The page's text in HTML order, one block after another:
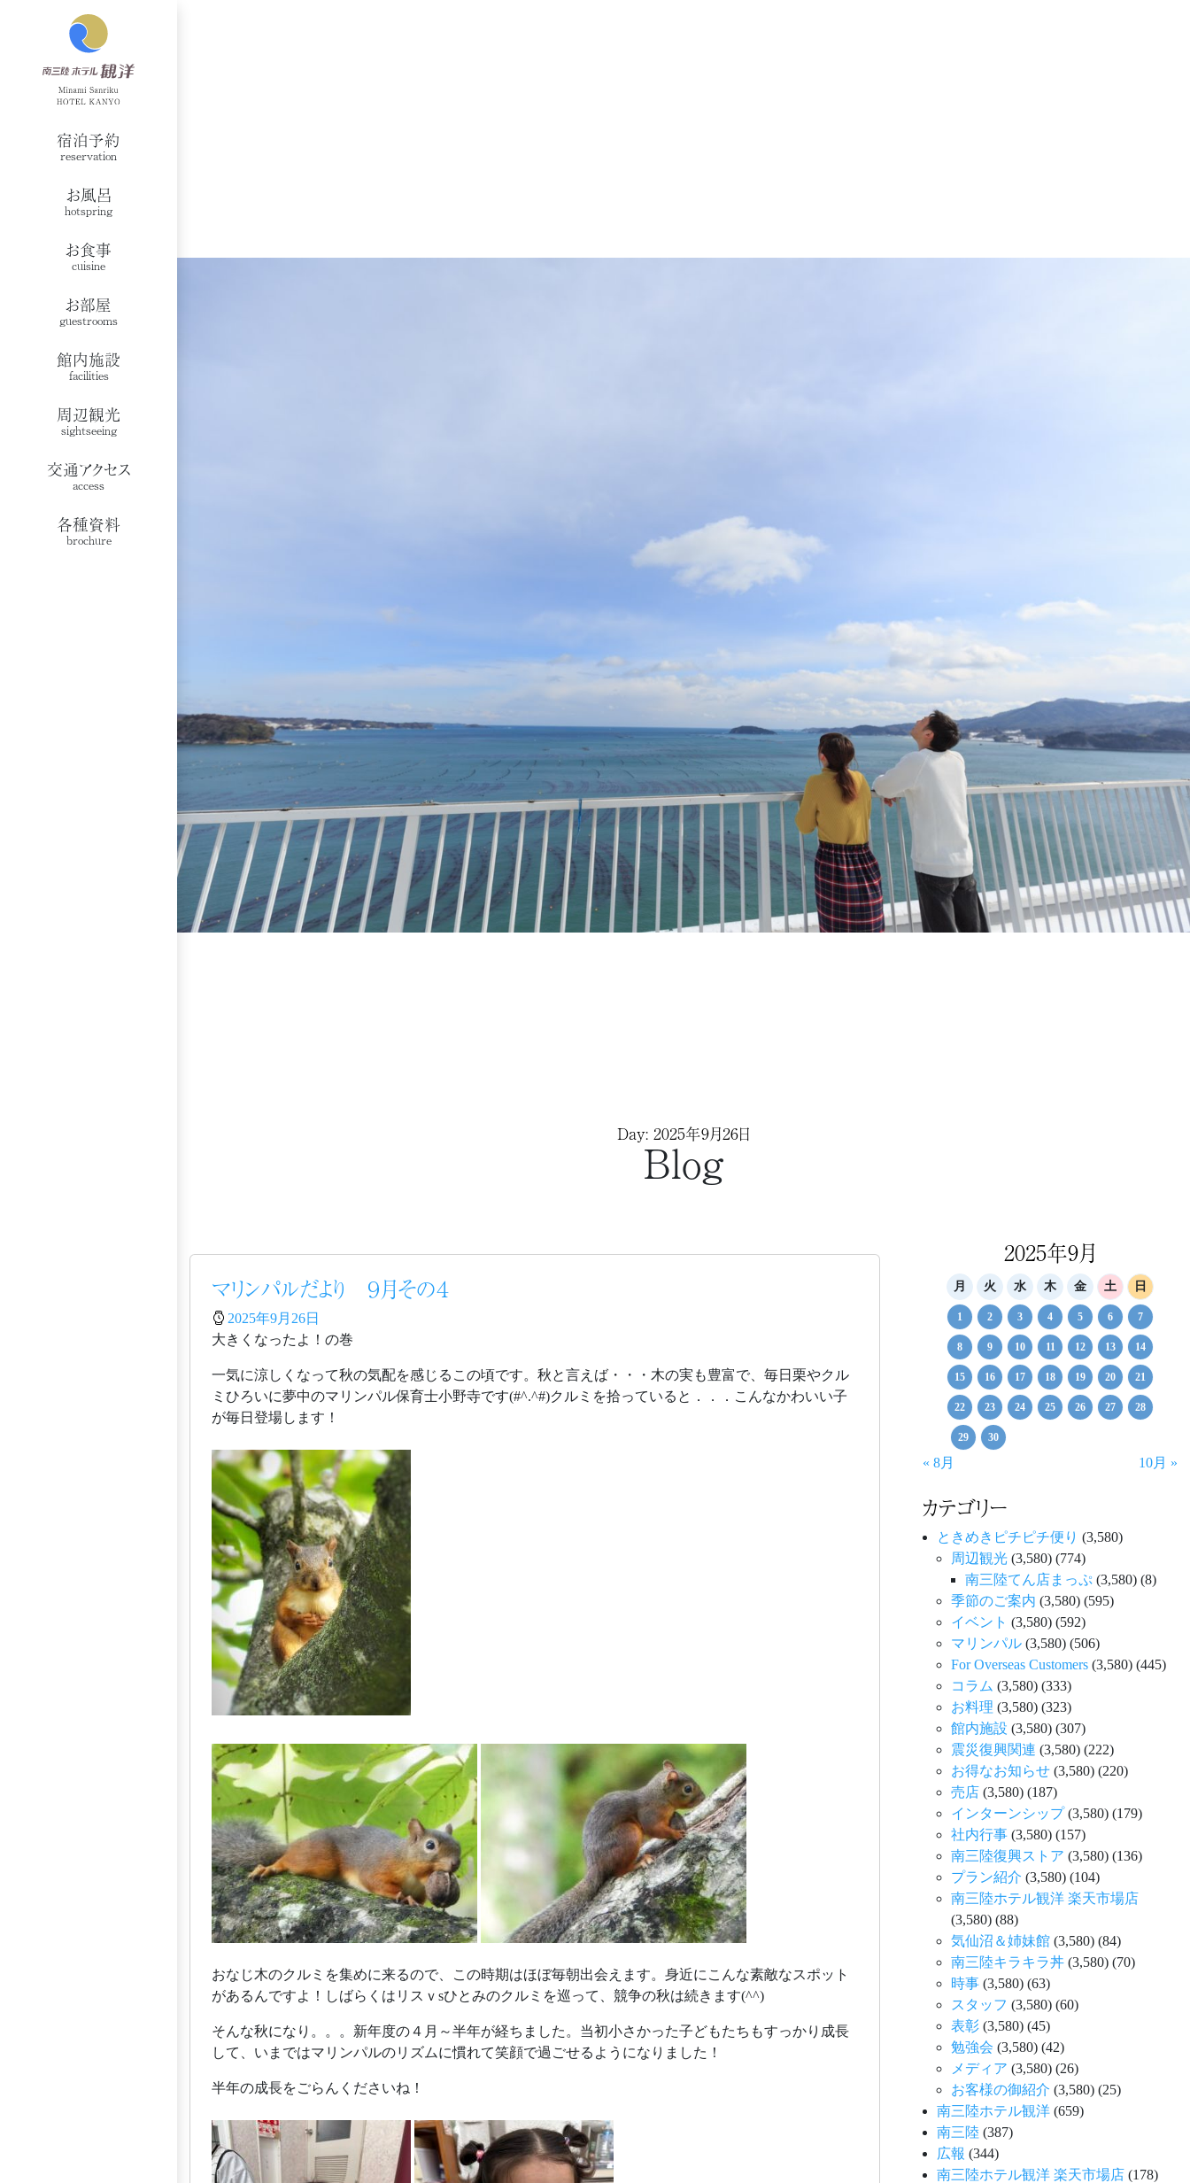
宿泊予約
reservation
お風呂
hotspring
お食事
cuisine
お部屋
guestrooms
館内施設
facilities
周辺観光
sightseeing
交通アクセス
access
各種資料
brochure
Day: 2025年9月26日
Blog
マリンパルだより ９月その４
2025年9月26日
大きくなったよ！の巻
一気に涼しくなって秋の気配を感じるこの頃です。秋と言えば・・・木の実も豊富で、毎日栗やクル
ミひろいに夢中のマリンパル保育士小野寺です(#^.^#)クルミを拾っていると．．．こんなかわいい子
が毎日登場します！
おなじ木のクルミを集めに来るので、この時期はほぼ毎朝出会えます。身近にこんな素敵なスポット
があるんですよ！しばらくはリスｖsひとみのクルミを巡って、競争の秋は続きます(^^)
そんな秋になり。。。新年度の４月～半年が経ちました。当初小さかった子どもたちもすっかり成長
して、いまではマリンパルのリズムに慣れて笑顔で過ごせるようになりました！
半年の成長をごらんくださいね！
2025年9月
月 火 水 木 金 土 日
1 2 3 4 5 6 7
8 9 10 11 12 13 14
15 16 17 18 19 20 21
22 23 24 25 26 27 28
29 30
« 8月 10月 »
カテゴリー
ときめきピチピチ便り (3,580)
周辺観光 (3,580) (774)
南三陸てん店まっぷ (3,580) (8)
季節のご案内 (3,580) (595)
イベント (3,580) (592)
マリンパル (3,580) (506)
For Overseas Customers (3,580) (445)
コラム (3,580) (333)
お料理 (3,580) (323)
館内施設 (3,580) (307)
震災復興関連 (3,580) (222)
お得なお知らせ (3,580) (220)
売店 (3,580) (187)
インターンシップ(3,580) (179)
社内行事 (3,580) (157)
南三陸復興ストア (3,580) (136)
プラン紹介 (3,580) (104)
南三陸ホテル観洋 楽天市場店
(3,580) (88)
気仙沼＆姉妹館 (3,580) (84)
南三陸キラキラ丼 (3,580) (70)
時事 (3,580) (63)
スタッフ (3,580) (60)
表彰 (3,580) (45)
勉強会 (3,580) (42)
メディア (3,580) (26)
お客様の御紹介 (3,580) (25)
南三陸ホテル観洋 (659)
南三陸 (387)
広報 (344)
南三陸ホテル観洋 楽天市場店 (178)